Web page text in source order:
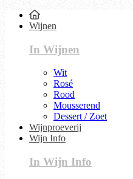
Wijnen
In Wijnen
Wit
Rosé
Rood
Mousserend
Dessert / Zoet
Wijnproeverij
Wijn Info
In Wijn Info